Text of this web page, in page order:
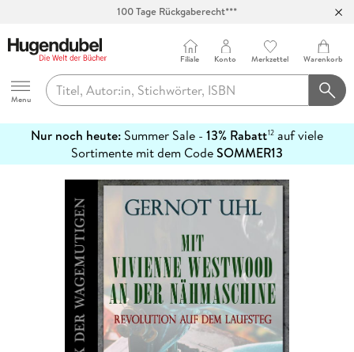
100 Tage Rückgaberecht***
Hugendubel
Menu
Filiale Konto Merkzettel Warenkorb
Nur noch heute: Summer Sale - 13% Rabatt12 auf viele
Sortimente mit dem CodeSOMMER13
erfahren